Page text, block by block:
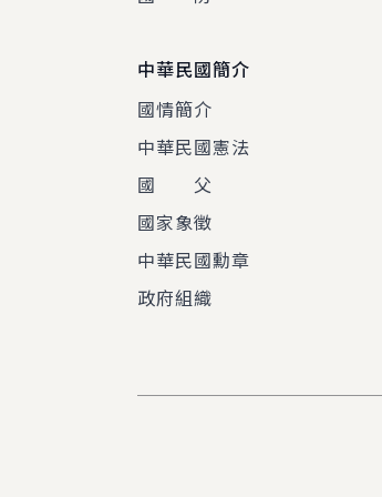
中華民國簡介
國情簡介
中華民國憲法
國 父
國家象徵
中華民國勳章
政府組織